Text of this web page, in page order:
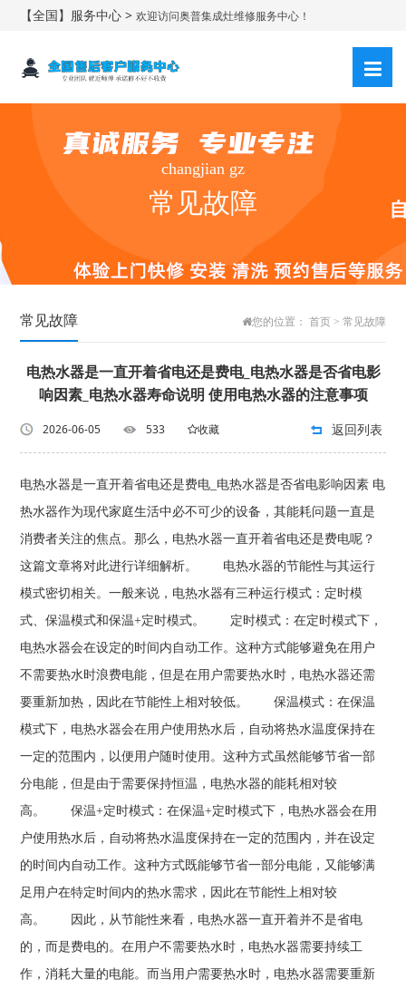
【全国】服务中心 >欢迎访问奥普集成灶维修服务中心！
changjian gz
常见故障
常见故障 您的位置： 首页> 常见故障
电热水器是一直开着省电还是费电_电热水器是否省电影
响因素_电热水器寿命说明 使用电热水器的注意事项
2026-06-05 533 收藏 返回列表
电热水器是一直开着省电还是费电_电热水器是否省电影响因素 电
热水器作为现代家庭生活中必不可少的设备，其能耗问题一直是
消费者关注的焦点。那么，电热水器一直开着省电还是费电呢？
这篇文章将对此进行详细解析。 电热水器的节能性与其运行
模式密切相关。一般来说，电热水器有三种运行模式：定时模
式、保温模式和保温+定时模式。 定时模式：在定时模式下，
电热水器会在设定的时间内自动工作。这种方式能够避免在用户
不需要热水时浪费电能，但是在用户需要热水时，电热水器还需
要重新加热，因此在节能性上相对较低。 保温模式：在保温
模式下，电热水器会在用户使用热水后，自动将热水温度保持在
一定的范围内，以便用户随时使用。这种方式虽然能够节省一部
分电能，但是由于需要保持恒温，电热水器的能耗相对较
高。 保温+定时模式：在保温+定时模式下，电热水器会在用
户使用热水后，自动将热水温度保持在一定的范围内，并在设定
的时间内自动工作。这种方式既能够节省一部分电能，又能够满
足用户在特定时间内的热水需求，因此在节能性上相对较
高。 因此，从节能性来看，电热水器一直开着并不是省电
的，而是费电的。在用户不需要热水时，电热水器需要持续工
作，消耗大量的电能。而当用户需要热水时，电热水器需要重新